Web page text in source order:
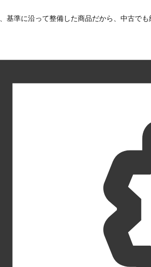
基準に沿って整備した商品だから、中古で